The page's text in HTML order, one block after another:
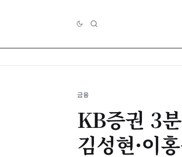
금융
KB증권 3
김성현·이